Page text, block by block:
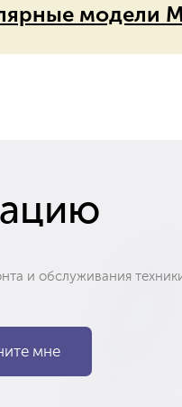
модели
и обслуживания